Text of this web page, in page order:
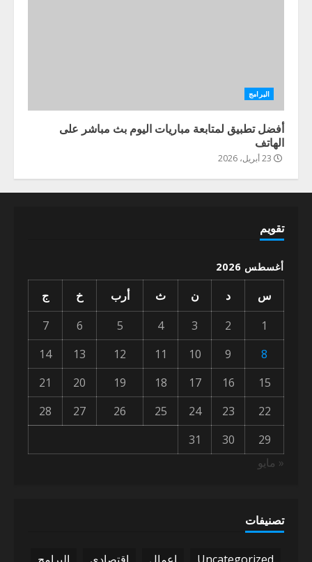
البرامج
أفضل تطبيق لمتابعة مباريات اليوم بث مباشر على
الهاتف
تقويم
أغسطس 2026
س د ن ث أرب خ
ج
1
2
3
4
5
6
7
8
9
10
11
12
13
14
15
16
17
18
19
20
21
22
23
24
25
26
27
28
29
30
31
« مايو
تصنيفات
Uncategorized اعمال اقتصادي البرامج